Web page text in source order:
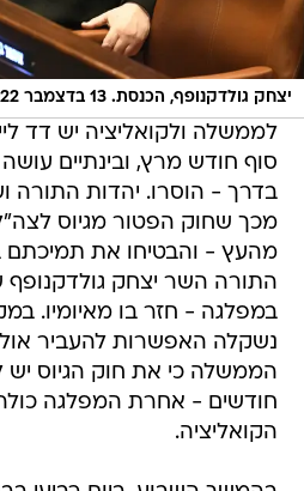
יצחק גולדקנופף, הכנסת. 13 בדצמבר 2022
לממשלה ולקואליציה יש דד
סוף חודש מרץ, ובינתיים
בדרך - הוסרו. יהדות התורה
מכך שחוק הפטור מגיוס
מהעץ - והבטיחו את תמיכתם
התורה השר יצחק גולדקנופף
במפלגה - חזר בו מאיומיו.
נשקלה האפשרות להעביר
הממשלה כי את חוק הגיוס
חודשים - אחרת המפלגה
הקואליציה.